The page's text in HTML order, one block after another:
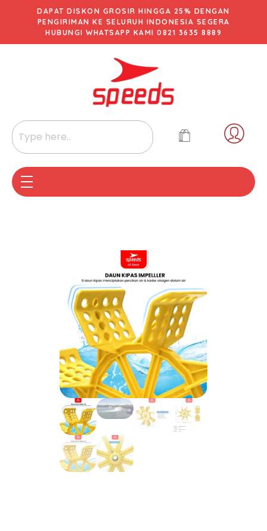
DAPAT DISKON GROSIR HINGGA 25% DENGAN
PENGIRIMAN KE SELURUH INDONESIA SEGERA
HUBUNGI WHATSAPP KAMI 0821 3635 8889